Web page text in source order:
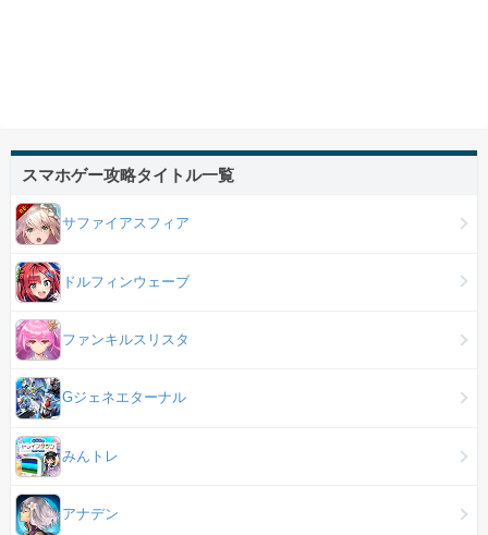
スマホゲー攻略タイトル一覧
サファイアスフィア
ドルフィンウェーブ
ファンキルスリスタ
Gジェネエターナル
みんトレ
アナデン